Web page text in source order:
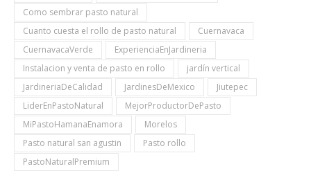
Como sembrar pasto natural
Cuanto cuesta el rollo de pasto natural
Cuernavaca
CuernavacaVerde
ExperienciaEnJardineria
Instalacion y venta de pasto en rollo
jardín vertical
JardineriaDeCalidad
JardinesDeMexico
Jiutepec
LiderEnPastoNatural
MejorProductorDePasto
MiPastoHamanaEnamora
Morelos
Pasto natural san agustin
Pasto rollo
PastoNaturalPremium